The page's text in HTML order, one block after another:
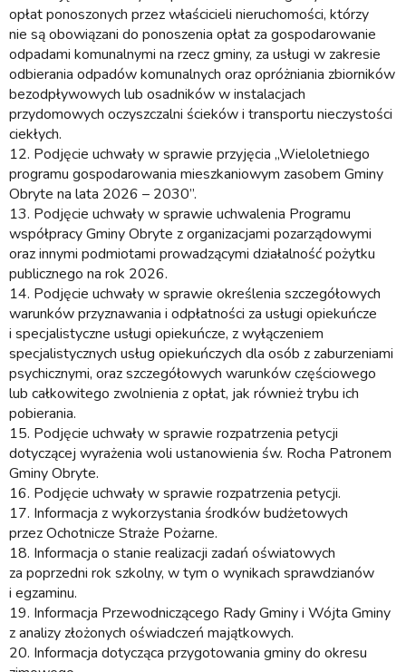
opłat ponoszonych przez właścicieli nieruchomości, którzy
nie są obowiązani do ponoszenia opłat za gospodarowanie
odpadami komunalnymi na rzecz gminy, za usługi w zakresie
odbierania odpadów komunalnych oraz opróżniania zbiorników
bezodpływowych lub osadników w instalacjach
przydomowych oczyszczalni ścieków i transportu nieczystości
ciekłych.
12. Podjęcie uchwały w sprawie przyjęcia „Wieloletniego
programu gospodarowania mieszkaniowym zasobem Gminy
Obryte na lata 2026 – 2030”.
13. Podjęcie uchwały w sprawie uchwalenia Programu
współpracy Gminy Obryte z organizacjami pozarządowymi
oraz innymi podmiotami prowadzącymi działalność pożytku
publicznego na rok 2026.
14. Podjęcie uchwały w sprawie określenia szczegółowych
warunków przyznawania i odpłatności za usługi opiekuńcze
i specjalistyczne usługi opiekuńcze, z wyłączeniem
specjalistycznych usług opiekuńczych dla osób z zaburzeniami
psychicznymi, oraz szczegółowych warunków częściowego
lub całkowitego zwolnienia z opłat, jak również trybu ich
pobierania.
15. Podjęcie uchwały w sprawie rozpatrzenia petycji
dotyczącej wyrażenia woli ustanowienia św. Rocha Patronem
Gminy Obryte.
16. Podjęcie uchwały w sprawie rozpatrzenia petycji.
17. Informacja z wykorzystania środków budżetowych
przez Ochotnicze Straże Pożarne.
18. Informacja o stanie realizacji zadań oświatowych
za poprzedni rok szkolny, w tym o wynikach sprawdzianów
i egzaminu.
19. Informacja Przewodniczącego Rady Gminy i Wójta Gminy
z analizy złożonych oświadczeń majątkowych.
20. Informacja dotycząca przygotowania gminy do okresu